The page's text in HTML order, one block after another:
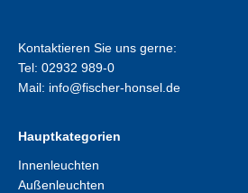
Kontaktieren Sie uns gerne:
Tel: 02932 989-0
Mail: info@fischer-honsel.de
Hauptkategorien
Innenleuchten
Außenleuchten